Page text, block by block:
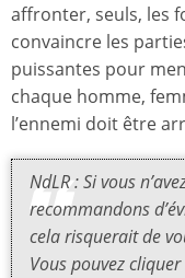
affronter, seuls, les
convaincre les
puissantes pour
chaque homme,
l’ennemi doit être
NdLR : Si vous
recommandons
cela risquerait de
Vous pouvez cliquer